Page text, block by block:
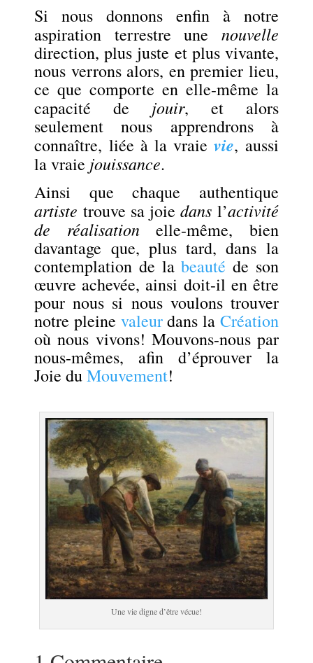
Si nous donnons enfin à notre
aspiration terrestre une nouvelle
direction, plus juste et plus vivante,
nous verrons alors, en premier lieu,
ce que comporte en elle-même la
capacité de jouir, et alors
seulement nous apprendrons à
connaître, liée à la vraievie, aussi
la vraie jouissance.
Ainsi que chaque authentique
artiste trouve sa joiedans l’activité
de réalisationelle-même, bien
davantage que, plus tard, dans la
contemplation de labeauté de son
œuvre achevée, ainsi doit-il en être
pour nous si nous voulons trouver
notre pleine valeurdans la Création
où nous vivons! Mouvons-nous par
nous-mêmes, afin d’éprouver la
Joie duMouvement!
Une vie digne d’être vécue!